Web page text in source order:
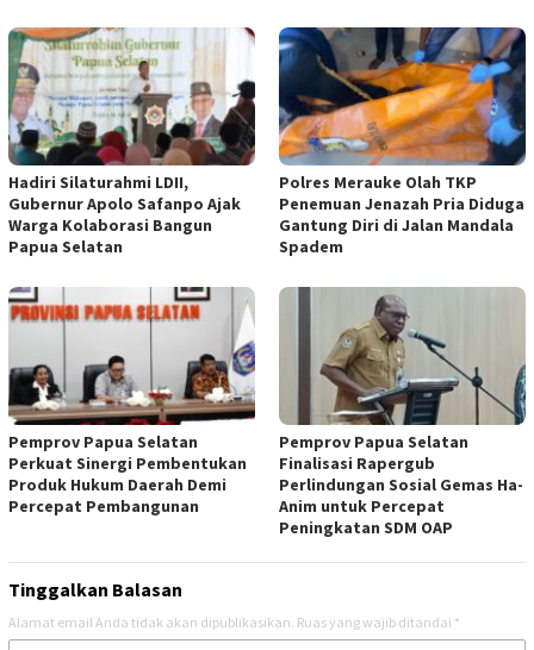
Hadiri Silaturahmi LDII,
Gubernur Apolo Safanpo Ajak
Warga Kolaborasi Bangun
Papua Selatan
Polres Merauke Olah TKP
Penemuan Jenazah Pria Diduga
Gantung Diri di Jalan Mandala
Spadem
Pemprov Papua Selatan
Perkuat Sinergi Pembentukan
Produk Hukum Daerah Demi
Percepat Pembangunan
Pemprov Papua Selatan
Finalisasi Rapergub
Perlindungan Sosial Gemas Ha-
Anim untuk Percepat
Peningkatan SDM OAP
Tinggalkan Balasan
Alamat email Anda tidak akan dipublikasikan. Ruas yang wajib ditandai *